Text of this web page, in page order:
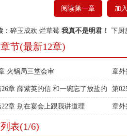
阅读第一章 加
碎玉成欢 烂草莓 我真不是明君！ 下厨
节(最新12章)
火锅局三堂会审 章外
章 薛紫英的信 和一碗忘了放盐的 第
章 别在宴会上跟我讲道理 章外
表(1/6)